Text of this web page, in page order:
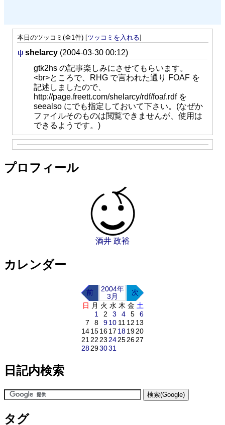
本日のツッコミ(全1件) [ツッコミを入れる]
ψ shelarcy (2004-03-30 00:12)
gtk2hs の記事楽しみにさせてもらいます。
<br>ところで、RHG で言われた通り FOAF を
記述しましたので、
http://page.freett.com/shelarcy/rdf/foaf.rdf を
seealso にでも指定しておいて下さい。(なぜか
ファイルそのものは閲覧できませんが、使用は
できるようです。)
プロフィール
酒井 政裕
カレンダー
前
2004年
3月
次
日 月 火 水 木 金 土
1
2 3 4 5
6
7
8 910 11 12 13
14151617 181920
21 22 23 24252627
28293031
日記内検索
タグ